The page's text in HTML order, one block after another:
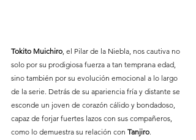
Tokito Muichiro, el Pilar de la Niebla, nos cautiva no
solo por su prodigiosa fuerza a tan temprana edad,
sino también por su evolución emocional a lo largo
de la serie. Detrás de su apariencia fría y distante se
esconde un joven de corazón cálido y bondadoso,
capaz de forjar fuertes lazos con sus compañeros,
como lo demuestra su relación con Tanjiro.